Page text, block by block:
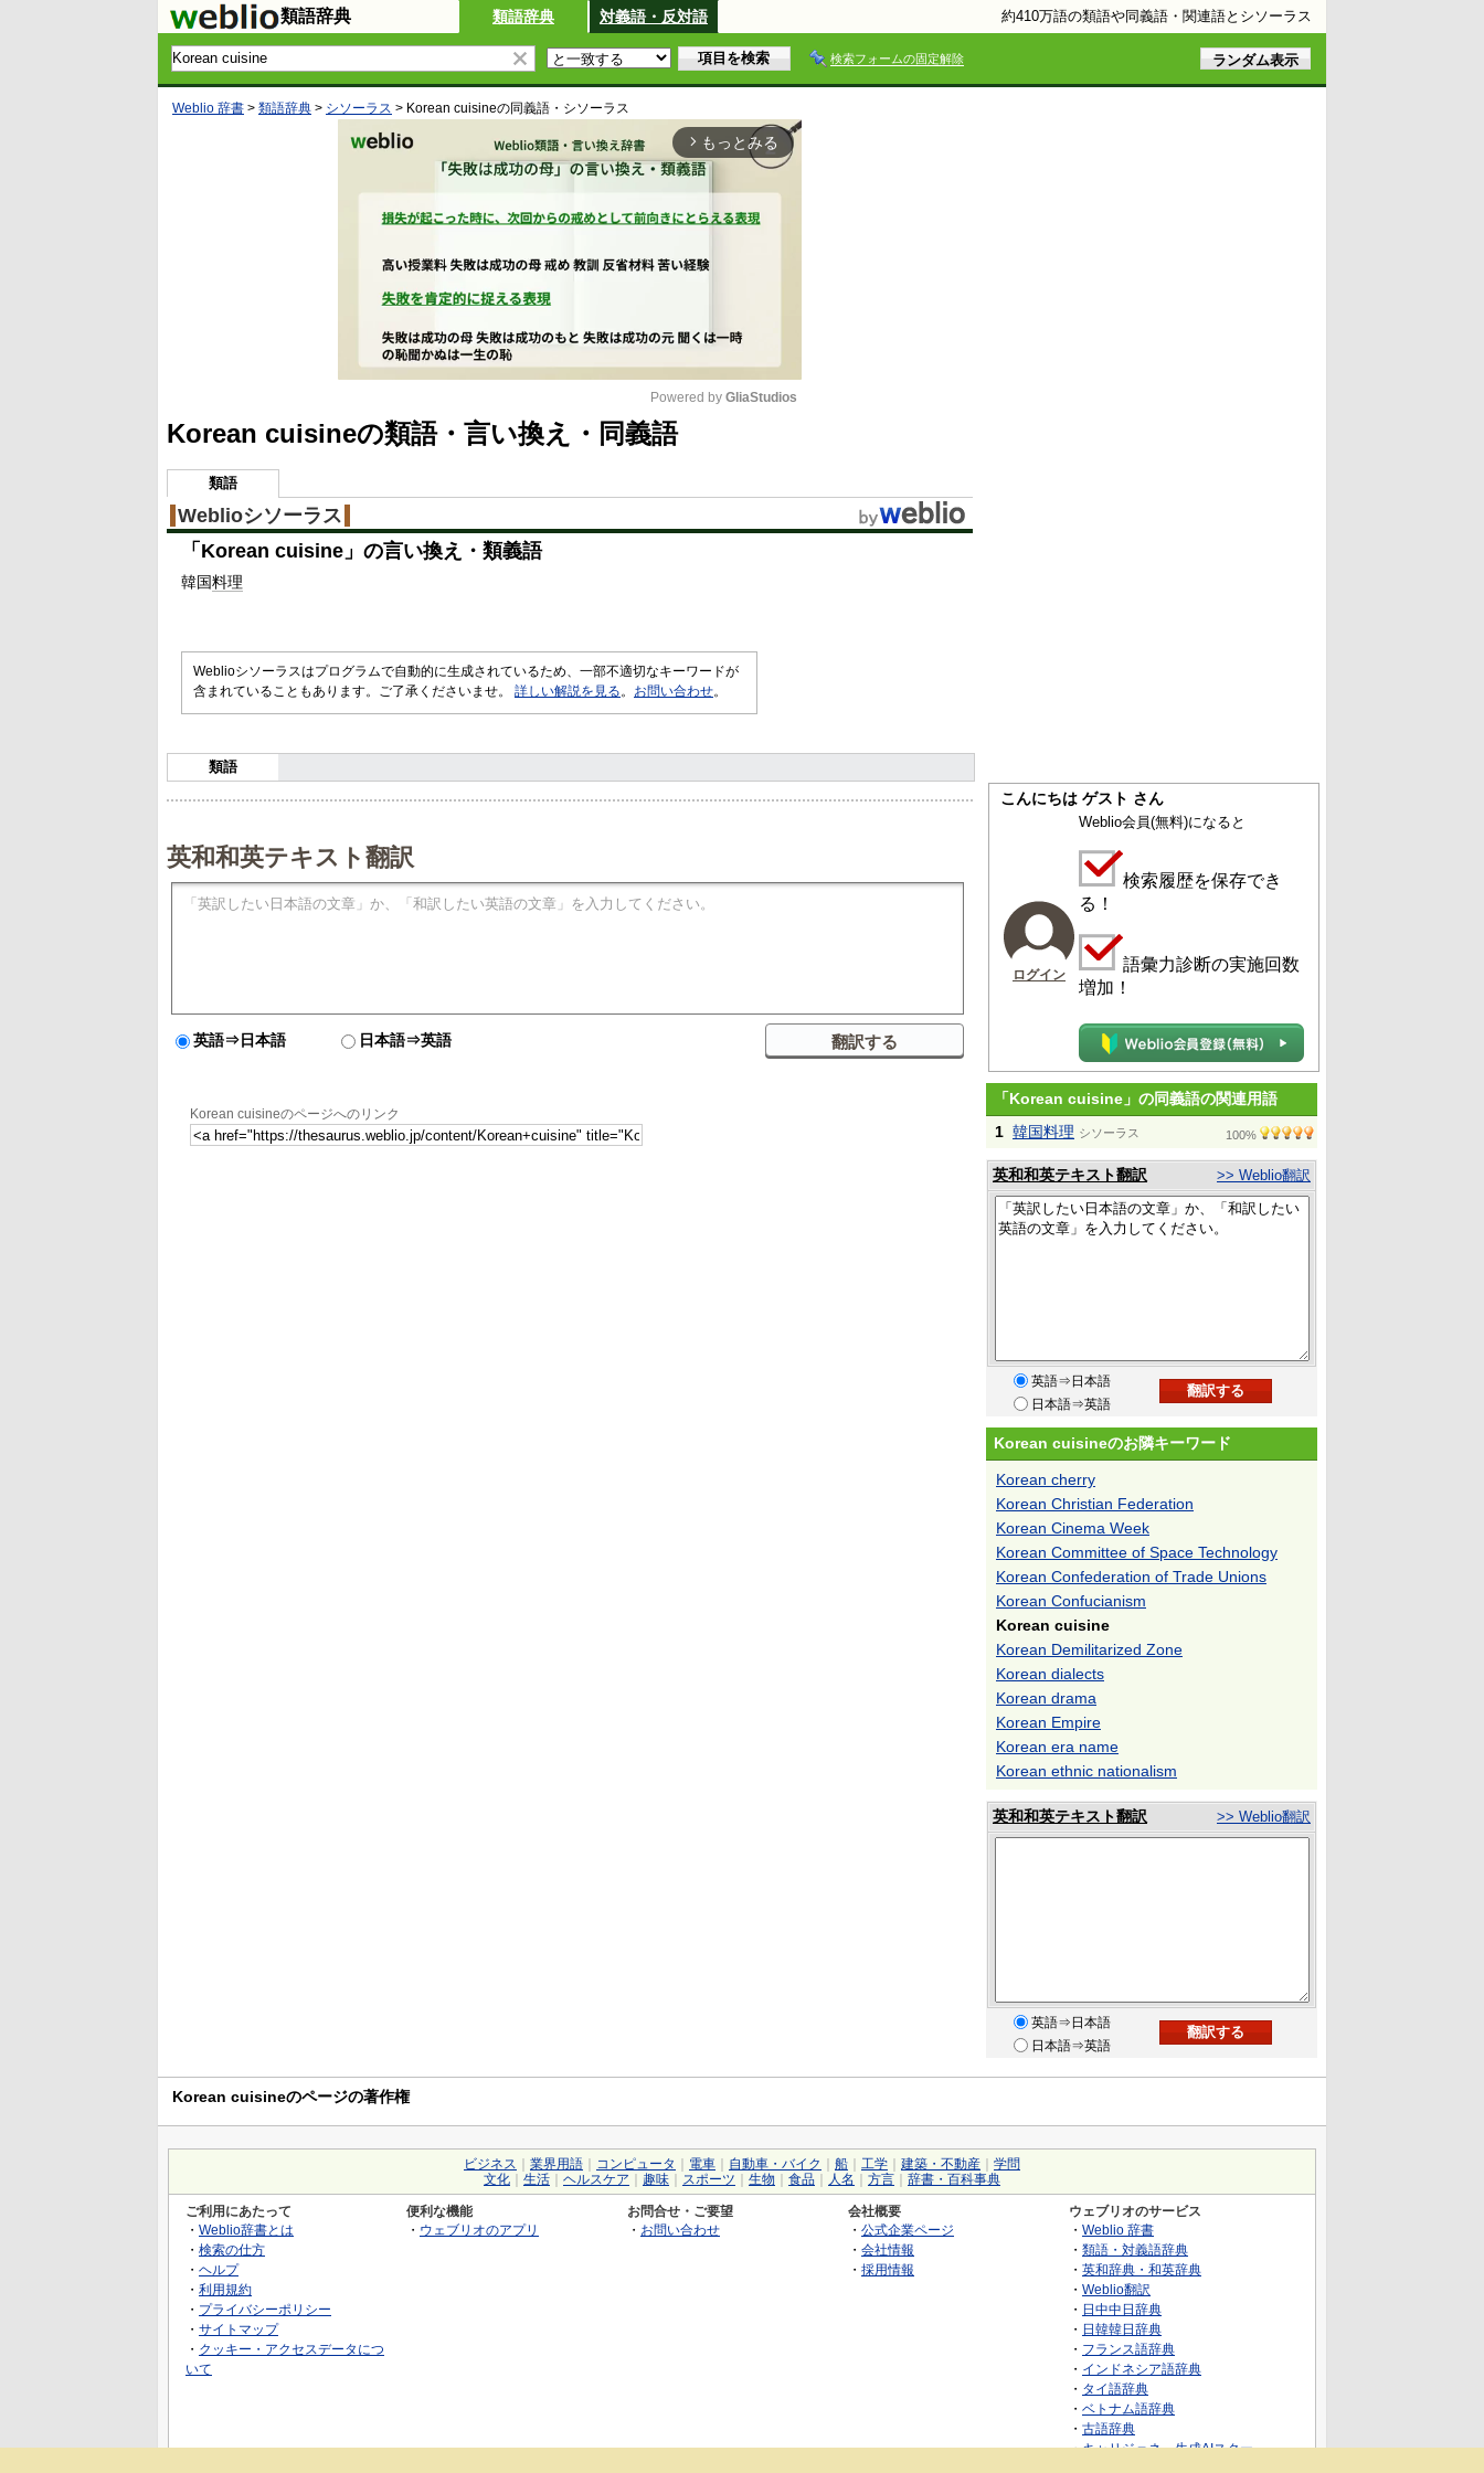
類語辞典 類語辞典 対義語・反対語 約410万語の類語や同義語・関連語とシソーラス
検索フォームの固定解除
Weblio 辞書 > 類語辞典 > シソーラス > Korean cuisineの同義語・シソーラス
arrow_forward_ios もっとみる
Powered by GliaStudios
Korean cuisineの類語・言い換え・同義語
類語
Weblioシソーラス
「 Korean cuisine 」の言い換え・類義語
韓国料理
Weblioシソーラスはプログラムで自動的に生成されているため、一部不適切なキーワードが
含まれていることもあります。ご了承くださいませ。 詳しい解説を見る 。 お問い合わせ。
類語
英和和英テキスト翻訳
英語⇒日本語 日本語⇒英語
Korean cuisineのページへのリンク
こんにちは ゲスト さん
ログイン
Weblio会員(無料)になると
検索履歴を保存でき
る！
語彙力診断の実施回数
増加！
「Korean cuisine」の同義語の関連用語
1 韓国料理 シソーラス 100%
英和和英テキスト翻訳 >> Weblio翻訳
英語⇒日本語
日本語⇒英語
Korean cuisineのお隣キーワード
Korean cherry
Korean Christian Federation
Korean Cinema Week
Korean Committee of Space Technology
Korean Confederation of Trade Unions
Korean Confucianism
Korean cuisine
Korean Demilitarized Zone
Korean dialects
Korean drama
Korean Empire
Korean era name
Korean ethnic nationalism
英和和英テキスト翻訳 >> Weblio翻訳
英語⇒日本語
日本語⇒英語
Korean cuisineのページの著作権
ビジネス 業界用語 コンピュータ 電車 自動車・バイク 船 工学 建築・不動産
学問
文化
生活 ヘルスケア 趣味 スポーツ 生物 食品 人名 方言 辞書・百科事典
ご利用にあたって
・ Weblio辞書とは
・ 検索の仕方
・ ヘルプ
・ 利用規約
・ プライバシーポリシー
・ サイトマップ
・ クッキー・アクセスデータにつ
いて
便利な機能
・ ウェブリオのアプリ
お問合せ・ご要望
・ お問い合わせ
会社概要
・ 公式企業ページ
・ 会社情報
・ 採用情報
ウェブリオのサービス
・ Weblio 辞書
・ 類語・対義語辞典
・ 英和辞典・和英辞典
・ Weblio翻訳
・ 日中中日辞典
・ 日韓韓日辞典
・ フランス語辞典
・ インドネシア語辞典
・ タイ語辞典
・ ベトナム語辞典
・ 古語辞典
・キャリジェネ～生成AIスクー